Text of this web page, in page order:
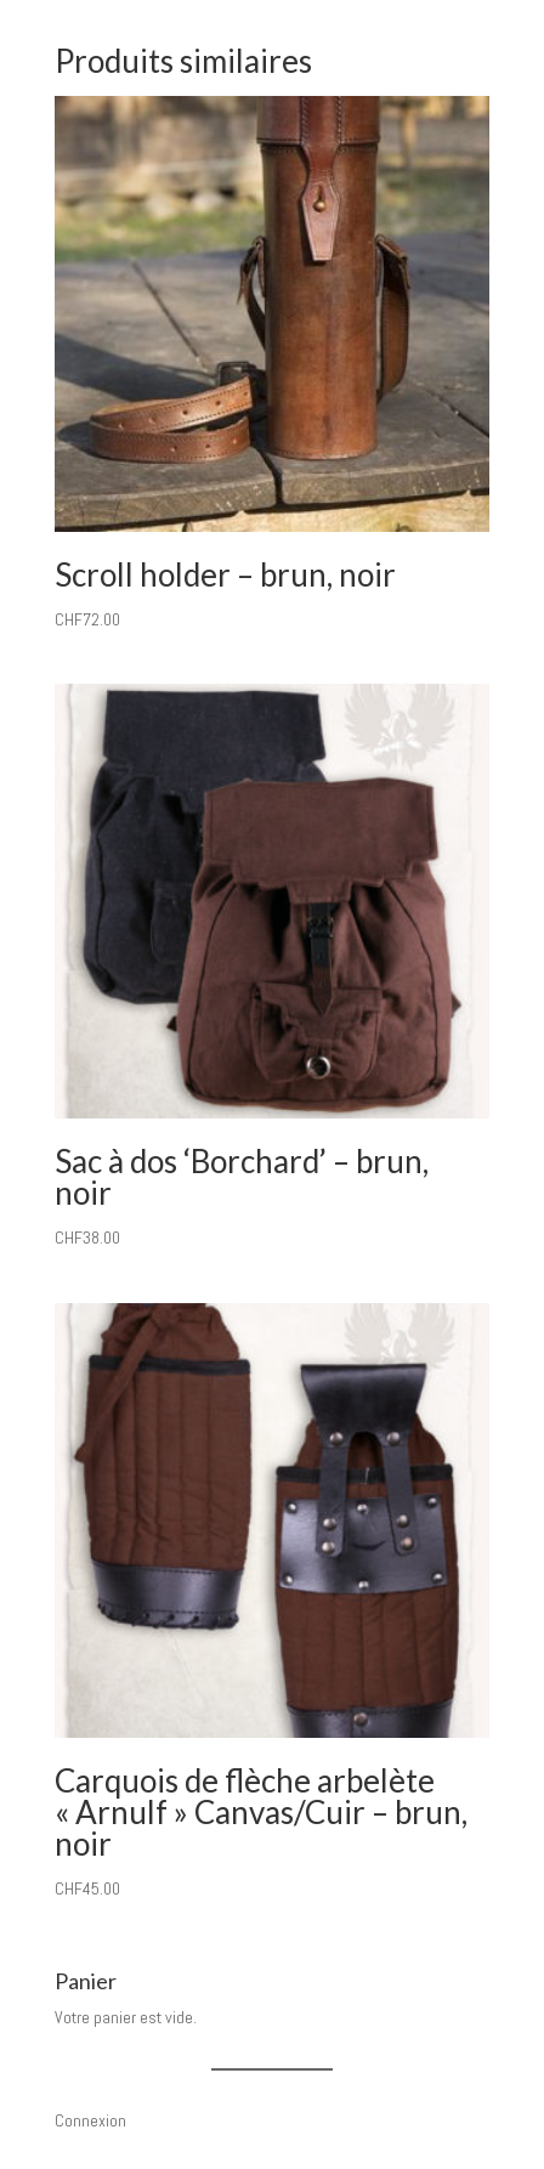
Produits similaires
Scroll holder – brun, noir
CHF72.00
Sac à dos ‘Borchard’ – brun,
noir
CHF38.00
Carquois de flèche arbelète
« Arnulf » Canvas/Cuir – brun,
noir
CHF45.00
Panier
Votre panier est vide.
Connexion